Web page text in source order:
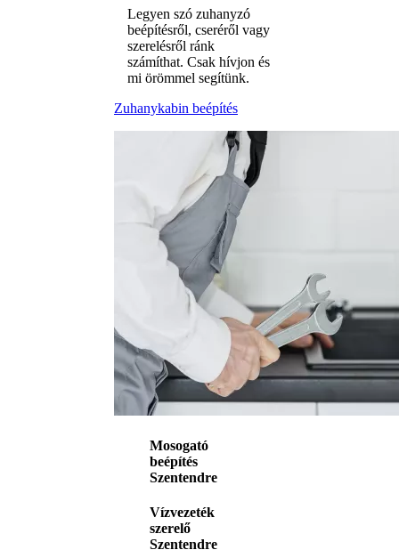
Legyen szó zuhanyzó
beépítésről, cseréről vagy
szerelésről ránk
számíthat. Csak hívjon és
mi örömmel segítünk.
Zuhanykabin beépítés
Mosogató
beépítés
Szentendre
Vízvezeték
szerelő
Szentendre